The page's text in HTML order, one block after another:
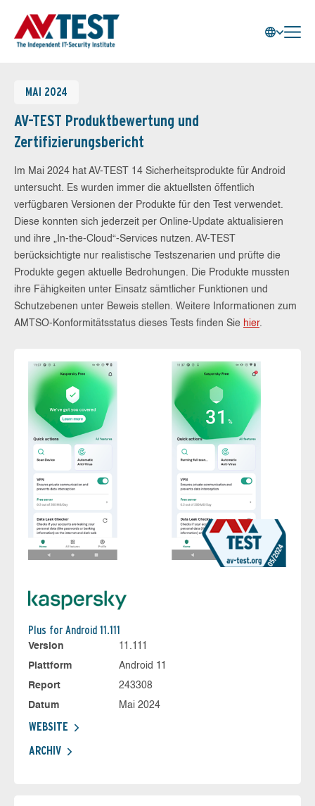
MAI 2024
AV-TEST Produktbewertung und
Zertifizierungsbericht
Im Mai 2024 hat AV-TEST 14 Sicherheitsprodukte für Android
untersucht. Es wurden immer die aktuellsten öffentlich
verfügbaren Versionen der Produkte für den Test verwendet.
Diese konnten sich jederzeit per Online-Update aktualisieren
und ihre „In-the-Cloud“-Services nutzen. AV-TEST
berücksichtigte nur realistische Testszenarien und prüfte die
Produkte gegen aktuelle Bedrohungen. Die Produkte mussten
ihre Fähigkeiten unter Einsatz sämtlicher Funktionen und
Schutzebenen unter Beweis stellen. Weitere Informationen zum
AMTSO-Konformitätsstatus dieses Tests finden Sie hier.
Plus for Android 11.111
Version
11.111
Plattform
Android 11
Report
243308
Datum
Mai 2024
WEBSITE
ARCHIV